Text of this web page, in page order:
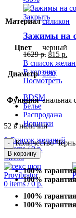
Закрыть
Зажимы на
1629р. 815 р.
В список
В корзину
Посмотреть
BDSM
Белье
Распродажа
Новинки
0Список желаний
0items / 0р.
Меню
0 items / 0р.
Материал силикон
Цвет черный
Диаметр 2.80
Функция анальная
52 в наличии
Количество
В корзину
100%
100%
100%
100%